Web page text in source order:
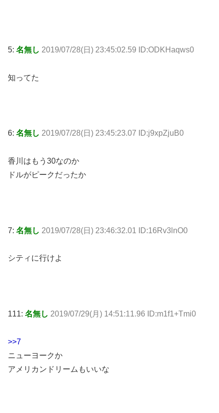
5: 名無し 2019/07/28(日) 23:45:02.59 ID:ODKHaqws0
知ってた
6: 名無し 2019/07/28(日) 23:45:23.07 ID:j9xpZjuB0
香川はもう30なのか
ドルがピークだったか
7: 名無し 2019/07/28(日) 23:46:32.01 ID:16Rv3lnO0
シティに行けよ
111: 名無し 2019/07/29(月) 14:51:11.96 ID:m1f1+Tmi0
>>7
ニューヨークか
アメリカンドリームもいいな